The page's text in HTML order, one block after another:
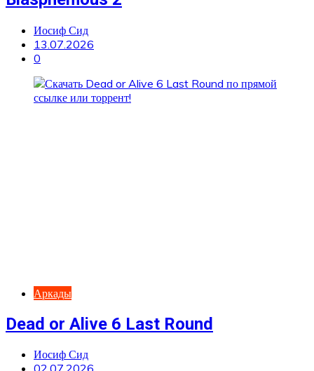
Иосиф Сид
13.07.2026
0
Аркады
Dead or Alive 6 Last Round
Иосиф Сид